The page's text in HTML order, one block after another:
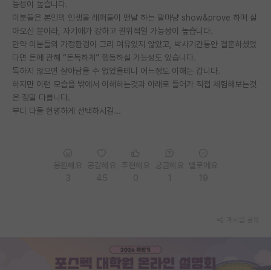
취업 게시판
임용 후기 게시판
PI 전용 게시판
인문사회 계열 게시판
능성이 높습니다.
이분들은 본인의 인생을 래퍼들이 맨날 하는 말마냥 show&prove 하며 살
아오신 분이라, 자기애가 강하고 권위적일 가능성이 높습니다.
만약 이분들의 가정환경이 그리 여유있지 않았고, 박사기간동안 결혼하셨었
다면 돈에 관해 “돈독하게” 행동하실 가능성도 있습니다.
독하지 않으면 살아남을 수 없었을테니 어느정도 이해는 갑니다.
하지만 이런 모습을 밖에서 이해하는것과 아래로 들어가 직접 체험해보는것
은 정말 다릅니다.
부디 다들 현명하게 선택하시길...